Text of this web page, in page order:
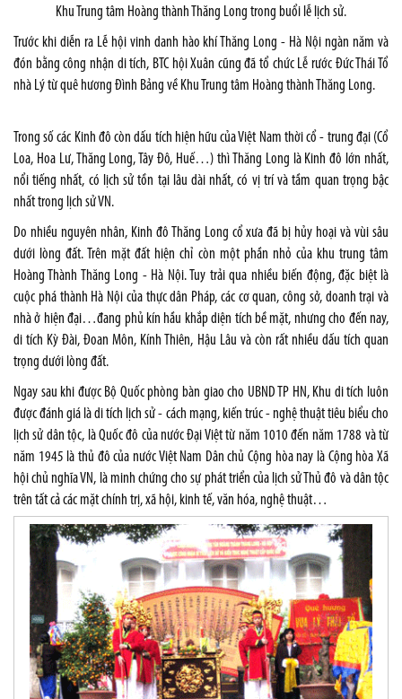
Khu Trung tâm Hoàng thành Thăng Long trong buổi lễ lịch sử.
Trước khi diễn ra Lễ hội vinh danh hào khí Thăng Long - Hà Nội ngàn năm và
đón bằng công nhận di tích, BTC hội Xuân cũng đã tổ chức Lễ rước Đức Thái Tổ
nhà Lý từ quê hương Đình Bảng về Khu Trung tâm Hoàng thành Thăng Long.
Trong số các Kinh đô còn dấu tích hiện hữu của Việt Nam thời cổ - trung đại (Cổ
Loa, Hoa Lư, Thăng Long, Tây Đô, Huế…) thì Thăng Long là Kinh đô lớn nhất,
nổi tiếng nhất, có lịch sử tồn tại lâu dài nhất, có vị trí và tầm quan trọng bậc
nhất trong lịch sử VN.
Do nhiều nguyên nhân, Kinh đô Thăng Long cổ xưa đã bị hủy hoại và vùi sâu
dưới lòng đất. Trên mặt đất hiện chỉ còn một phần nhỏ của khu trung tâm
Hoàng Thành Thăng Long - Hà Nội. Tuy trải qua nhiều biến động, đặc biệt là
cuộc phá thành Hà Nội của thực dân Pháp, các cơ quan, công sở, doanh trại và
nhà ở hiện đại…đang phủ kín hầu khắp diện tích bề mặt, nhưng cho đến nay,
di tích Kỳ Đài, Đoan Môn, Kính Thiên, Hậu Lâu và còn rất nhiều dấu tích quan
trọng dưới lòng đất.
Ngay sau khi được Bộ Quốc phòng bàn giao cho UBND TP HN, Khu di tích luôn
được đánh giá là di tích lịch sử - cách mạng, kiến trúc - nghệ thuật tiêu biểu cho
lịch sử dân tộc, là Quốc đô của nước Đại Việt từ năm 1010 đến năm 1788 và từ
năm 1945 là thủ đô của nước Việt Nam Dân chủ Cộng hòa nay là Cộng hòa Xã
hội chủ nghĩa VN, là minh chứng cho sự phát triển của lịch sử Thủ đô và dân tộc
trên tất cả các mặt chính trị, xã hội, kinh tế, văn hóa, nghệ thuật…